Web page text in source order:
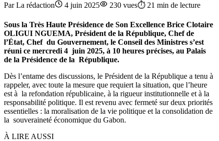
ParLa rédaction 4 juin 2025 230 vues⏱️ 21 min de lecture
Sous la Très Haute Présidence de Son Excellence Brice Clotaire
OLIGUI NGUEMA, Président de la République, Chef de
l’État, Chef du Gouvernement, le Conseil des Ministres s’est
réuni ce mercredi 4 juin 2025, à 10 heures précises, au Palais
de la Présidence de la République.
Dès l’entame des discussions, le Président de la République a tenu à
rappeler, avec toute la mesure que requiert la situation, que l’heure
est à la refondation républicaine, à la rigueur institutionnelle et à la
responsabilité politique. Il est revenu avec fermeté sur deux priorités
essentielles : la moralisation de la vie politique et la consolidation de
la souveraineté économique du Gabon.
À LIRE AUSSI